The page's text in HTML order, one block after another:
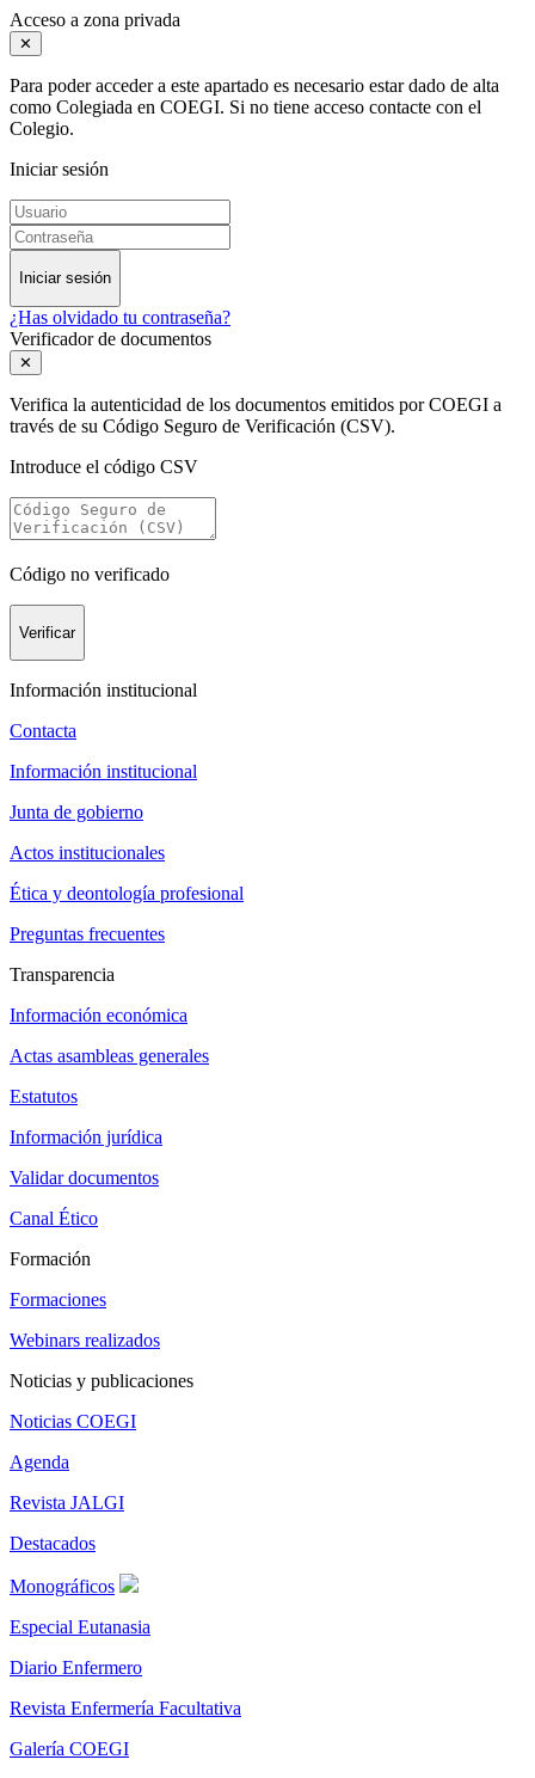
Acceso a zona privada
✕
Para poder acceder a este apartado es necesario estar dado de alta
como Colegiada en COEGI. Si no tiene acceso contacte con el
Colegio.
Iniciar sesión
Iniciar sesión
¿Has olvidado tu contraseña?
Verificador de documentos
✕
Verifica la autenticidad de los documentos emitidos por COEGI a
través de su Código Seguro de Verificación (CSV).
Introduce el código CSV
Código no verificado
Verificar
Información institucional
Contacta
Información institucional
Junta de gobierno
Actos institucionales
Ética y deontología profesional
Preguntas frecuentes
Transparencia
Información económica
Actas asambleas generales
Estatutos
Información jurídica
Validar documentos
Canal Ético
Formación
Formaciones
Webinars realizados
Noticias y publicaciones
Noticias COEGI
Agenda
Revista JALGI
Destacados
Monográficos
Especial Eutanasia
Diario Enfermero
Revista Enfermería Facultativa
Galería COEGI